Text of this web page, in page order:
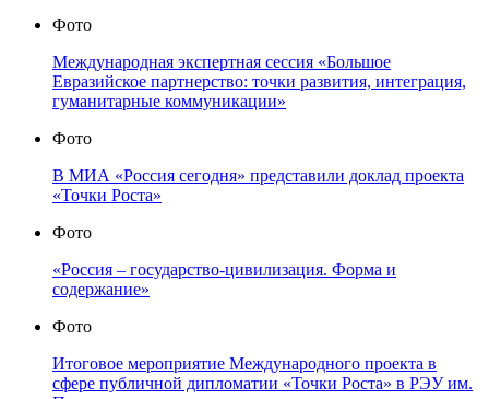
Фото
Международная экспертная сессия «Большое
Евразийское партнерство: точки развития, интеграция,
гуманитарные коммуникации»
Фото
В МИА «Россия сегодня» представили доклад проекта
«Точки Роста»
Фото
«Россия – государство-цивилизация. Форма и
содержание»
Фото
Итоговое мероприятие Международного проекта в
сфере публичной дипломатии «Точки Роста» в РЭУ им.